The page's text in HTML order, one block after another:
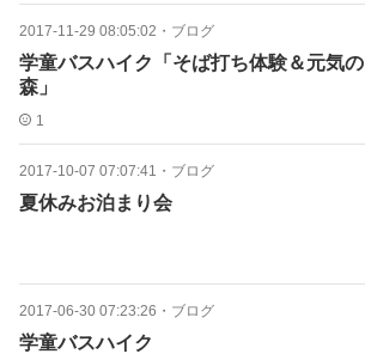
2017-11-29 08:05:02 ・ ブログ
学童バスハイク「そば打ち体験＆元気の
森」
1
2017-10-07 07:07:41 ・ ブログ
夏休みお泊まり会
2017-06-30 07:23:26 ・ ブログ
学童バスハイク